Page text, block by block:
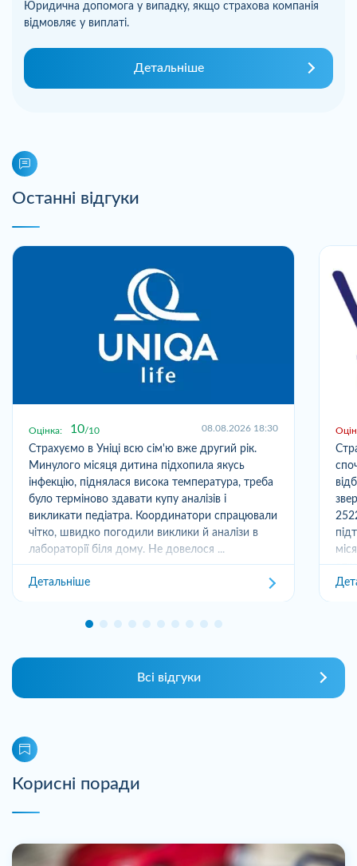
Юридична допомога у випадку, якщо страхова компанія
відмовляє у виплаті.
Детальніше
Останні відгуки
Оцінка: 10 10 08.08.2026 18:30
Страхуємо в Уніці всю сім'ю вже другий рік.
Минулого місяця дитина підхопила якусь
інфекцію, піднялася висока температура, треба
було терміново здавати купу аналізів і
викликати педіатра. Координатори спрацювали
чітко, швидко погодили виклики й аналізи в
лабораторії біля дому. Не довелося ...
Детальніше
Всі відгуки
Корисні поради